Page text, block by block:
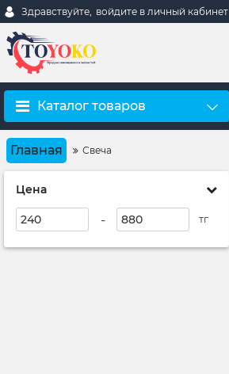
Здравствуйте, войдите в личный кабинет
Каталог товаров
Главная Свеча
Цена
- тг